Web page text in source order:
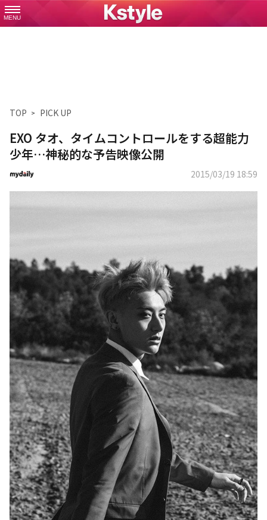
MENU
TOP PICK UP
EXO タオ、タイムコントロールをする超能力
少年…神秘的な予告映像公開
2015/03/19 18:59